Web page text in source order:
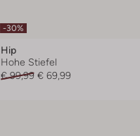
-30%
Hip
Hohe Stiefel
€ 99,99 € 69,99